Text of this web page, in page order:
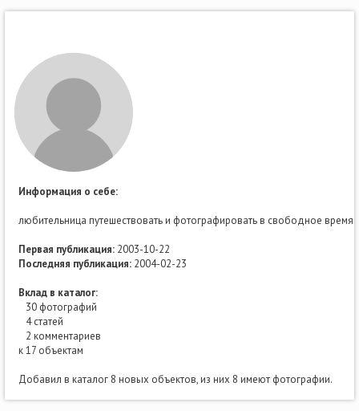
Информация о себе:
любительница путешествовать и фотографировать в свободное время
Первая публикация: 2003-10-22
Последняя публикация: 2004-02-23
Вклад в каталог:
30 фотографий
4 статей
2 комментариев
к 17 объектам
Добавил в каталог 8 новых объектов, из них 8 имеют фотографии.